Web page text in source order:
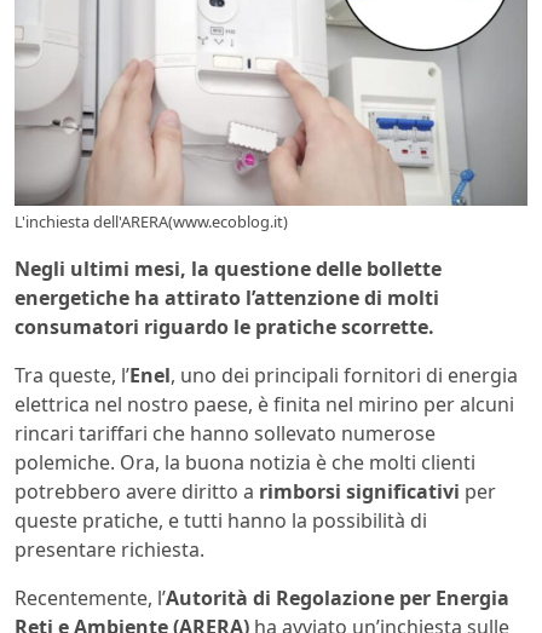
L'inchiesta dell'ARERA(www.ecoblog.it)
Negli ultimi mesi, la questione delle bollette
energetiche ha attirato l’attenzione di molti
consumatori riguardo le pratiche scorrette.
Tra queste, l’Enel, uno dei principali fornitori di energia
elettrica nel nostro paese, è finita nel mirino per alcuni
rincari tariffari che hanno sollevato numerose
polemiche. Ora, la buona notizia è che molti clienti
potrebbero avere diritto a rimborsi significativi per
queste pratiche, e tutti hanno la possibilità di
presentare richiesta.
Recentemente, l’Autorità di Regolazione per Energia
Reti e Ambiente (ARERA) ha avviato un’inchiesta sulle